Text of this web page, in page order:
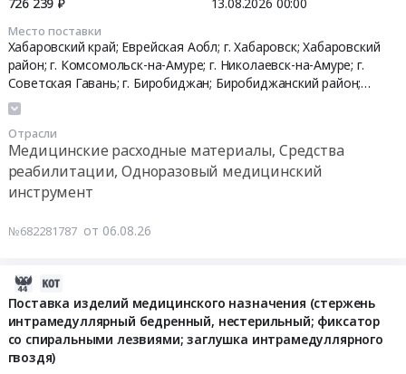
726 239 ₽ 13.08.2026 00:00
Место поставки
Хабаровский край; Еврейская Аобл; г. Хабаровск; Хабаровский
район; г. Комсомольск-на-Амуре; г. Николаевск-на-Амуре; г.
Советская Гавань; г. Биробиджан; Биробиджанский район;
Имени Лазо район,
Отрасли
Медицинские расходные материалы, Средства
реабилитации, Одноразовый медицинский
инструмент
№682281787 от 06.08.26
Поставка изделий медицинского назначения (стержень
интрамедуллярный бедренный, нестерильный; фиксатор
со спиральными лезвиями; заглушка интрамедуллярного
гвоздя)